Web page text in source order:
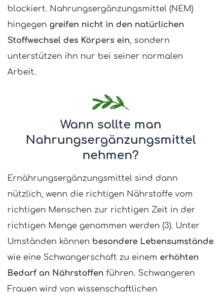
blockiert. Nahrungsergänzungsmittel (NEM)
hingegen greifen nicht in den natürlichen
Stoffwechsel des Körpers ein, sondern
unterstützen ihn nur bei seiner normalen
Arbeit.
Wann sollte man
Nahrungsergänzungsmittel
nehmen?
Ernährungsergänzungsmittel sind dann
nützlich, wenn die richtigen Nährstoffe vom
richtigen Menschen zur richtigen Zeit in der
richtigen Menge genommen werden (3). Unter
Umständen können besondere Lebensumstände
wie eine Schwangerschaft zu einem erhöhten
Bedarf an Nährstoffen führen. Schwangeren
Frauen wird von wissenschaftlichen